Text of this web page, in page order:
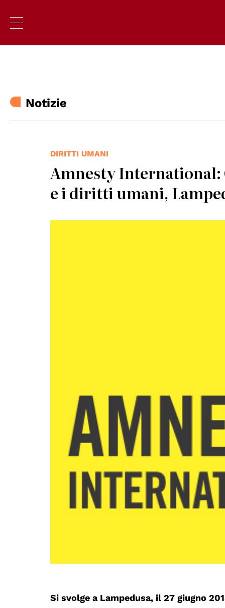
Notizie
DIRITTI UMANI
Amnesty International:
e i diritti umani,
Si svolge a Lampedusa, il 27 giugno